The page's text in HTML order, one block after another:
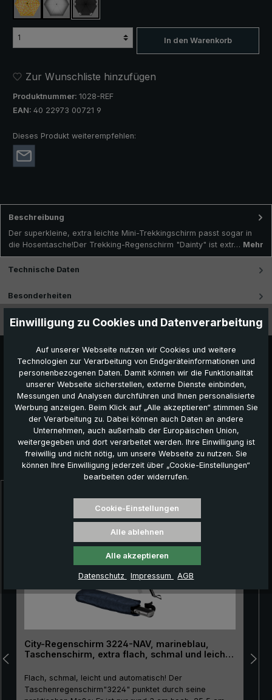
gelb / orange kariert
silber, UV-Schutz 50+
schwarz, mit Reflektoren
In den Warenkorb
Zur Wunschliste hinzufügen
Produktnummer: 1028-REF
EAN: 40 22973 00721 9
Dieses Produkt weiterempfehlen:
Beschreibung
Der superkleine, extra leichte Mini-Trekkingschirm passt sogar in
die Hosentasche!Der Trekking-Regenschirm "Dainty" ist extr… Mehr
Technische Daten
Besonderheiten
Videos
Produktgalerie überspringen
Das könnte Ihnen auch gefallen:
City-Regenschirm 3224-NAV, marineblau,
Taschenschirm, extra flach, schmal und leicht,
Flach, schmal, leicht und automatisch! Der
Taschenregenschirm"3224" punktet durch seine
Einwilligung zu Cookies und Datenverarbeitung
Auf unserer Webseite nutzen wir Cookies und weitere
Technologien zur Verarbeitung von Endgeräteinformationen und
personenbezogenen Daten. Damit können wir die Funktionalität
unserer Webseite sicherstellen, externe Dienste einbinden,
Messungen und Analysen durchführen und Ihnen personalisierte
Werbung anzeigen. Beim Klick auf „Alle akzeptieren“ stimmen Sie
der Verarbeitung zu. Dabei können auch Daten an andere
Unternehmen, auch außerhalb der Europäischen Union,
weitergegeben und dort verarbeitet werden. Ihre Einwilligung ist
freiwillig und nicht nötig, um unsere Webseite zu nutzen. Sie
können Ihre Einwilligung jederzeit über „Cookie-Einstellungen“
bearbeiten oder widerrufen.
Cookie-Einstellungen
Alle ablehnen
Alle akzeptieren
Datenschutz Impressum AGB